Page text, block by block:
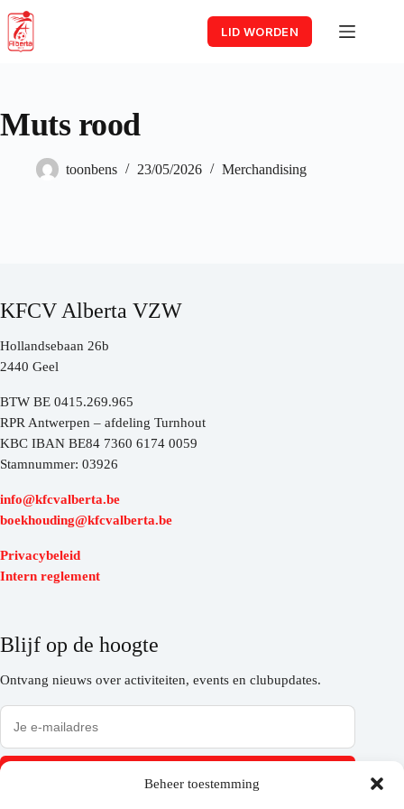
Beheer toestemming
content
LID WORDEN
Muts rood
toonbens 23/05/2026 Merchandising
KFCV Alberta VZW
Hollandsebaan 26b
2440 Geel
BTW BE 0415.269.965
RPR Antwerpen – afdeling Turnhout
KBC IBAN BE84 7360 6174 0059
Stamnummer: 03926
info@kfcvalberta.be
boekhouding@kfcvalberta.be
Privacybeleid
Intern reglement
Blijf op de hoogte
Ontvang nieuws over activiteiten, events en clubupdates.
Inschrijven